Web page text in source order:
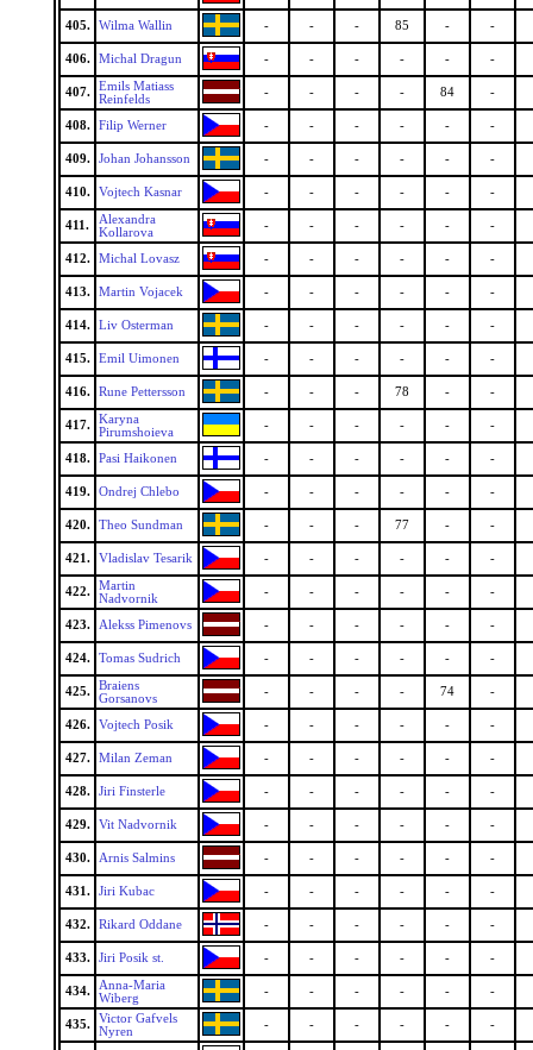
405. Wilma Wallin - - - 85 - -
406. Michal Dragun - - - - - -
407.
Emils Matiass
Reinfelds
- - - - 84 -
408. Filip Werner - - - - - -
409. Johan Johansson - - - - - -
410. Vojtech Kasnar - - - - - -
411.
Alexandra
Kollarova
- - - - - -
412. Michal Lovasz - - - - - -
413. Martin Vojacek - - - - - -
414. Liv Osterman - - - - - -
415. Emil Uimonen - - - - - -
416. Rune Pettersson - - - 78 - -
417.
Karyna
Pirumshoieva
- - - - - -
418. Pasi Haikonen - - - - - -
419. Ondrej Chlebo - - - - - -
420. Theo Sundman - - - 77 - -
421. Vladislav Tesarik - - - - - -
422.
Martin
Nadvornik
- - - - - -
423. Alekss Pimenovs - - - - - -
424. Tomas Sudrich - - - - - -
425.
Braiens
Gorsanovs
- - - - 74 -
426. Vojtech Posik - - - - - -
427. Milan Zeman - - - - - -
428. Jiri Finsterle - - - - - -
429. Vit Nadvornik - - - - - -
430. Arnis Salmins - - - - - -
431. Jiri Kubac - - - - - -
432. Rikard Oddane - - - - - -
433. Jiri Posik st. - - - - - -
434.
Anna-Maria
Wiberg
- - - - - -
435.
Victor Gafvels
Nyren
- - - - - -